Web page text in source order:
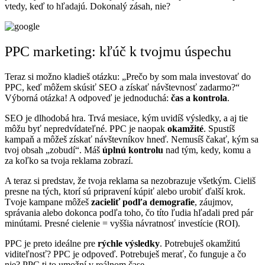
vtedy, keď to hľadajú. Dokonalý zásah, nie?
PPC marketing: kľúč k tvojmu úspechu
Teraz si možno kladieš otázku: „Prečo by som mala investovať do
PPC, keď môžem skúsiť SEO a získať návštevnosť zadarmo?“
Výborná otázka! A odpoveď je jednoduchá: čas a kontrola.
SEO je dlhodobá hra. Trvá mesiace, kým uvidíš výsledky, a aj tie
môžu byť nepredvídateľné. PPC je naopak okamžité. Spustíš
kampaň a môžeš získať návštevníkov hneď. Nemusíš čakať, kým sa
tvoj obsah „zobudí“. Máš úplnú kontrolu nad tým, kedy, komu a
za koľko sa tvoja reklama zobrazí.
A teraz si predstav, že tvoja reklama sa nezobrazuje všetkým. Cieliš
presne na tých, ktorí sú pripravení kúpiť alebo urobiť ďalší krok.
Tvoje kampane môžeš zacieliť podľa demografie, záujmov,
správania alebo dokonca podľa toho, čo títo ľudia hľadali pred pár
minútami. Presné cielenie = vyššia návratnosť investície (ROI).
PPC je preto ideálne pre rýchle výsledky. Potrebuješ okamžitú
viditeľnosť? PPC je odpoveď. Potrebuješ merať, čo funguje a čo